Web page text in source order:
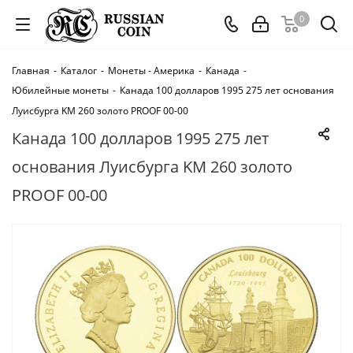
0
Главная - Каталог - Монеты - Америка - Канада -
Юбилейные монеты - Канада 100 долларов 1995 275 лет основания
Луисбурга KM 260 золото PROOF 00-00
Канада 100 долларов 1995 275 лет
основания Луисбурга KM 260 золото
PROOF 00-00